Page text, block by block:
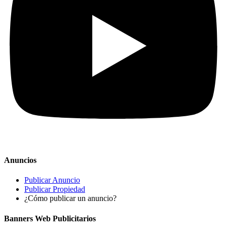
Anuncios
Publicar Anuncio
Publicar Propiedad
¿Cómo publicar un anuncio?
Banners Web Publicitarios